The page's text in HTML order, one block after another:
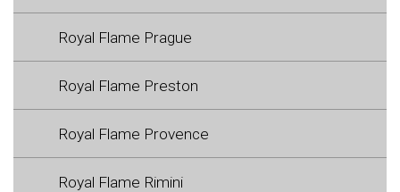
Royal Flame Prague
Royal Flame Preston
Royal Flame Provence
Royal Flame Rimini